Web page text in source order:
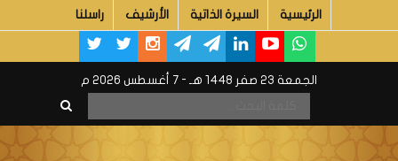
الرئيسية السيرة الذاتية الأرشيف راسلنا
الجمعة 23 صفر 1448 هـ - 7 أغسطس 2026 م